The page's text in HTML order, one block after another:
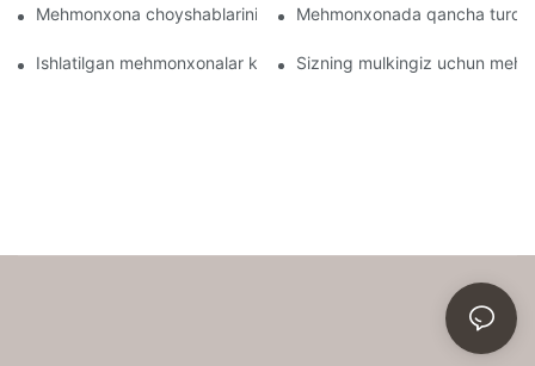
Mehmonxona choyshablarini nima shunchalik qulay qiladi
Mehmonxonada qancha
Ishlatilgan mehmonxonalar kabi sifatli varaqlarni qanday topish
Sizning mulkingiz uchun